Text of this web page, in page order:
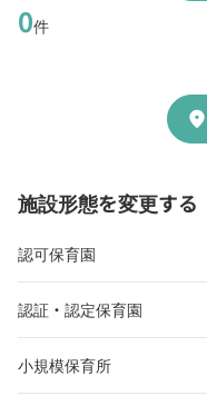
0件
location_on
施設形態を変更する
認可保育園
認証・認定保育園
小規模保育所